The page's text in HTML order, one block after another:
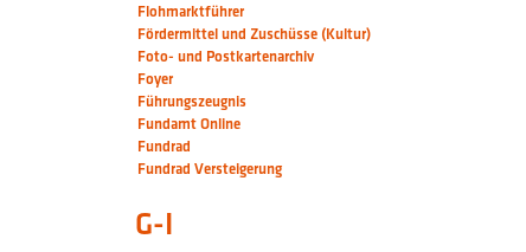
Flohmarktführer
Fördermittel und Zuschüsse (Kultur)
Foto- und Postkartenarchiv
Foyer
Führungszeugnis
Fundamt Online
Fundrad
Fundrad Versteigerung
G-I